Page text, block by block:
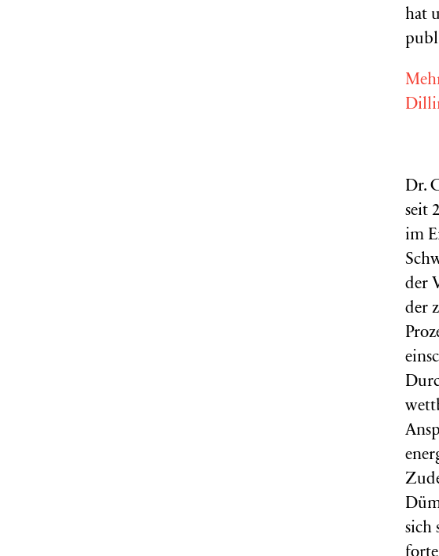
hat
Dr.
seit
im
der
der
sich